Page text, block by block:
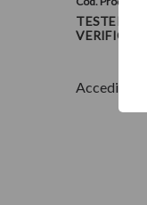
TESTER
VERIFICA
Accedi per